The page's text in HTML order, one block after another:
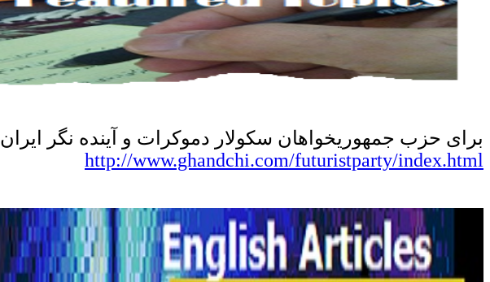
برای حزب جمهوریخواهان سکولار دموکرات و آینده نگر ایران
http://www.ghandchi.com/futuristparty/index.html